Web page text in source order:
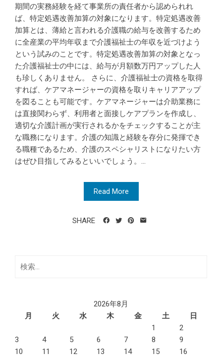
期間の実務経験を経て事業所の責任者から認められれ
ば、特定処遇改善加算の対象になります。特定処遇改善
加算とは、薄給と言われる介護職の給与を改善するため
に全産業の平均年収まで介護福祉士の年収を近づけよう
という試みのことです。特定処遇改善加算の対象となっ
た介護福祉士の中には、給与が月額数万円アップした人
も珍しくありません。 さらに、介護福祉士の資格を取得
すれば、ケアマネージャーの資格を取りキャリアアップ
を図ることも可能です。ケアマネージャーは介助業務に
は直接関わらず、利用者と面接しケアプランを作成し、
適切な介護計画が実行されるかをチェックすることが主
な職務になります。介護の知識と経験を存分に発揮でき
る職種であるため、介護のスペシャリストになりたい方
はぜひ目指してみるといいでしょう。...
Read More
SHARE
索:
2026年8月
月
火 水 木 金 土
日
1
2
3
4 5 6 7 8
9
10
11 12 13 14 15
16